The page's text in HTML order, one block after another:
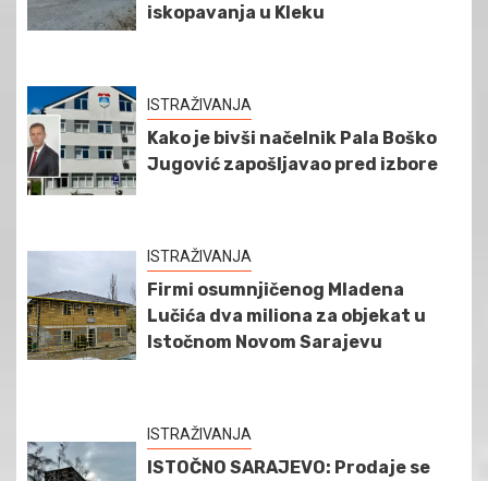
iskopavanja u Kleku
ISTRAŽIVANJA
Kako je bivši načelnik Pala Boško
Jugović zapošljavao pred izbore
ISTRAŽIVANJA
Firmi osumnjičenog Mladena
Lučića dva miliona za objekat u
Istočnom Novom Sarajevu
ISTRAŽIVANJA
ISTOČNO SARAJEVO: Prodaje se